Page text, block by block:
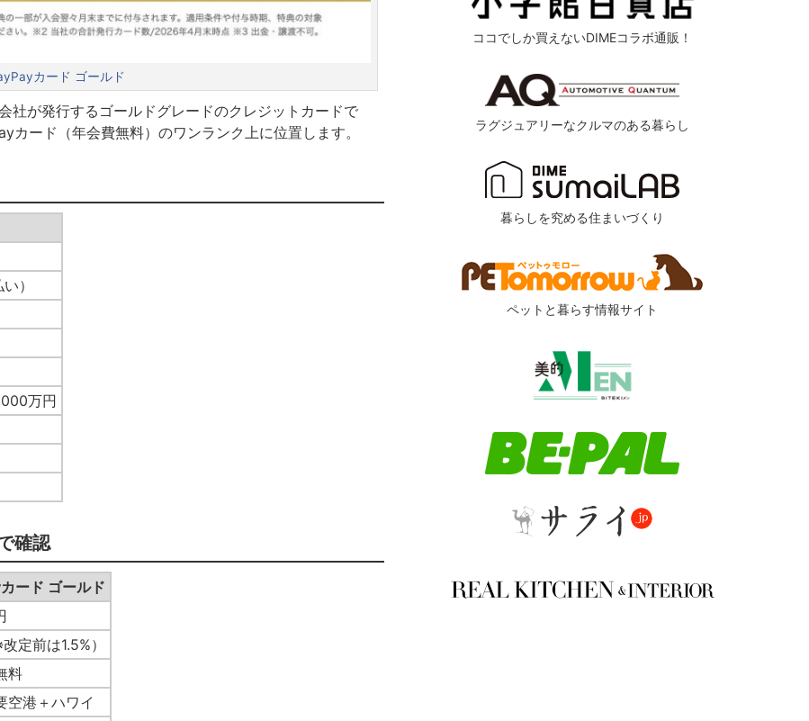
カード ゴールド
社が発行するゴールドグレードのクレジットカードで
ード（年会費無料）のワンランク上に位置します。
）
万円
確認
ード ゴールド
定前は1.5%）
料
空港＋ハワイ
ココでしか買えないDIMEコラボ通販！
ラグジュアリーなクルマのある暮らし
暮らしを究める住まいづくり
ペットと暮らす情報サイト